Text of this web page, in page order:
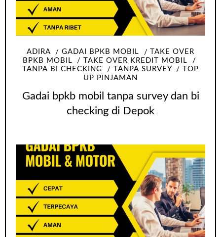
ADIRA GADAI BPKB MOBIL
TAKE OVER
BPKB MOBIL
TAKE OVER KREDIT MOBIL
TANPA BI CHECKING
TANPA SURVEY
TOP
UP PINJAMAN
Gadai bpkb mobil tanpa survey dan bi
checking di Depok